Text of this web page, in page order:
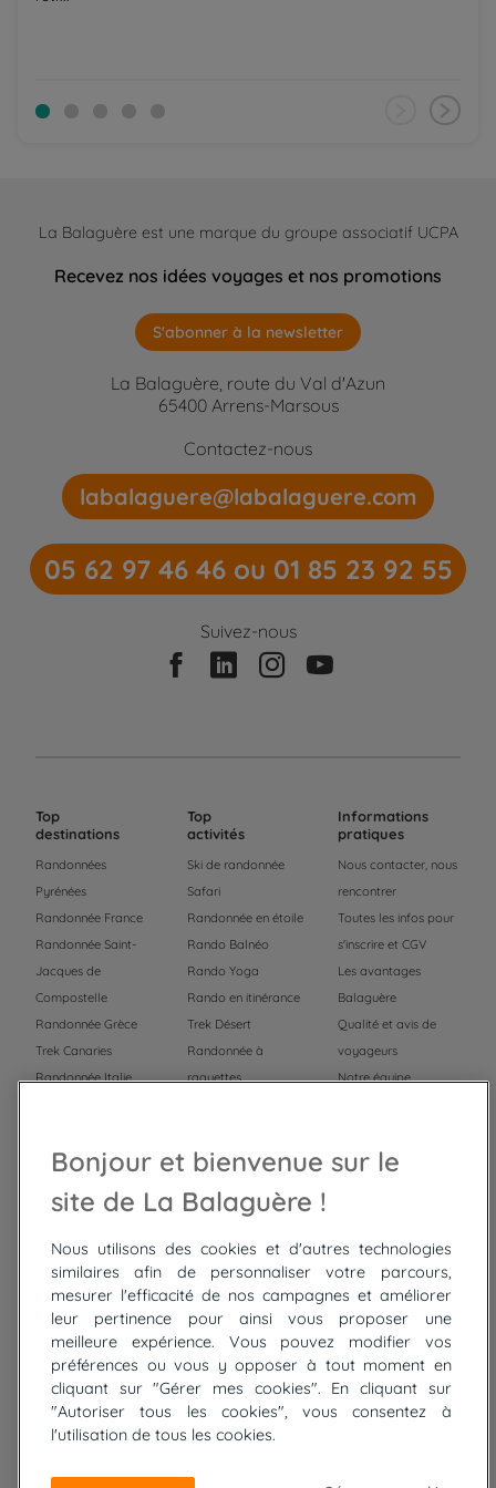
La Balaguère est une marque du groupe associatif UCPA
Recevez nos idées voyages et nos promotions
S'abonner à la newsletter
La Balaguère, route du Val d'Azun
65400 Arrens-Marsous
Contactez-nous
labalaguere@labalaguere.com
05 62 97 46 46 ou 01 85 23 92 55
Suivez-nous
Top
destinations
Randonnées
Pyrénées
Randonnée France
Randonnée Saint-
Jacques de
Compostelle
Randonnée Grèce
Trek Canaries
Randonnée Italie
Trek Mauritanie
Top
activités
Ski de randonnée
Safari
Randonnée en étoile
Rando Balnéo
Rando Yoga
Rando en itinérance
Trek Désert
Randonnée à
raquettes
Trek
Informations
pratiques
Nous contacter, nous
rencontrer
Toutes les infos pour
s'inscrire et CGV
Les avantages
Balaguère
Qualité et avis de
voyageurs
Notre équipe
Top
circuits
Tour du lac de Constance à vélo
Cyclades : Amorgos et Naxos
Randonnée aux Bardenas Reales
De Collioure à Cadaquès à pied
Découverte des trésors de Madère
Rando Réunion en douceur
Trek sur Tenerife
Bonjour et bienvenue sur le
site de La Balaguère !
Nous utilisons des cookies et d'autres technologies
similaires afin de personnaliser votre parcours,
mesurer l'efficacité de nos campagnes et améliorer
leur pertinence pour ainsi vous proposer une
meilleure expérience. Vous pouvez modifier vos
préférences ou vous y opposer à tout moment en
cliquant sur "Gérer mes cookies". En cliquant sur
"Autoriser tous les cookies", vous consentez à
l'utilisation de tous les cookies.